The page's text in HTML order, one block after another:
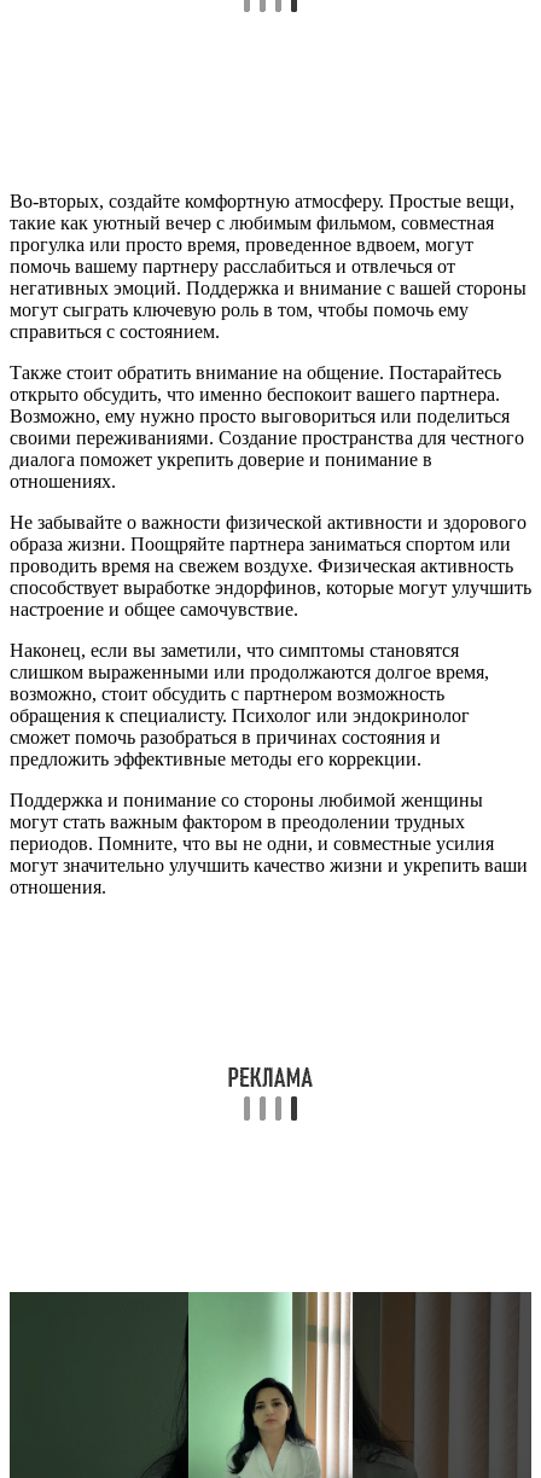
Во-вторых, создайте комфортную атмосферу. Простые вещи,
такие как уютный вечер с любимым фильмом, совместная
прогулка или просто время, проведенное вдвоем, могут
помочь вашему партнеру расслабиться и отвлечься от
негативных эмоций. Поддержка и внимание с вашей стороны
могут сыграть ключевую роль в том, чтобы помочь ему
справиться с состоянием.
Также стоит обратить внимание на общение. Постарайтесь
открыто обсудить, что именно беспокоит вашего партнера.
Возможно, ему нужно просто выговориться или поделиться
своими переживаниями. Создание пространства для честного
диалога поможет укрепить доверие и понимание в
отношениях.
Не забывайте о важности физической активности и здорового
образа жизни. Поощряйте партнера заниматься спортом или
проводить время на свежем воздухе. Физическая активность
способствует выработке эндорфинов, которые могут улучшить
настроение и общее самочувствие.
Наконец, если вы заметили, что симптомы становятся
слишком выраженными или продолжаются долгое время,
возможно, стоит обсудить с партнером возможность
обращения к специалисту. Психолог или эндокринолог
сможет помочь разобраться в причинах состояния и
предложить эффективные методы его коррекции.
Поддержка и понимание со стороны любимой женщины
могут стать важным фактором в преодолении трудных
периодов. Помните, что вы не одни, и совместные усилия
могут значительно улучшить качество жизни и укрепить ваши
отношения.